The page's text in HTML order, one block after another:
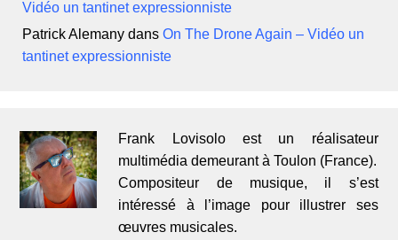
Vidéo un tantinet expressionniste
Patrick Alemany dansOn The Drone Again – Vidéo un
tantinet expressionniste
Frank Lovisolo est un réalisateur
multimédia demeurant à Toulon (France).
Compositeur de musique, il s’est
intéressé à l’image pour illustrer ses
œuvres musicales.